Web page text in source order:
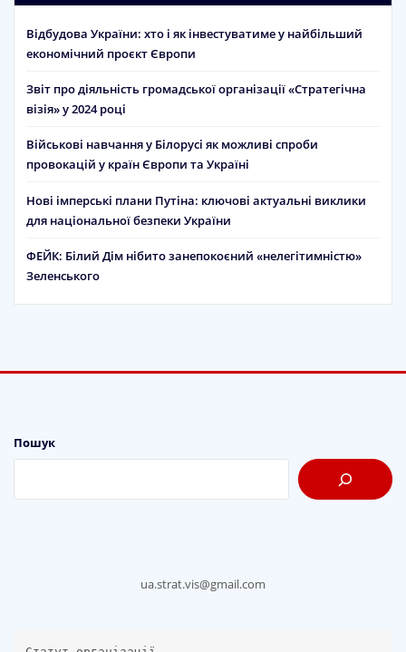
Відбудова України: хто і як інвестуватиме у найбільший
економічний проєкт Європи
Звіт про діяльність громадської організації «Стратегічна
візія» у 2024 році
Військові навчання у Білорусі як можливі спроби
провокацій у країн Європи та Україні
Нові імперські плани Путіна: ключові актуальні виклики
для національної безпеки України
ФЕЙК: Білий Дім нібито занепокоєний «нелегітимністю»
Зеленського
Пошук
ua.strat.vis@gmail.com